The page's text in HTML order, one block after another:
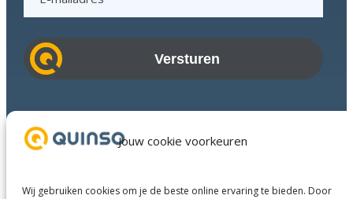
Jouw cookie voorkeuren
Wij gebruiken cookies om je de beste online ervaring te bieden. Door
a
i
d
r
s
Succesverhalen
Diensten
Over ons